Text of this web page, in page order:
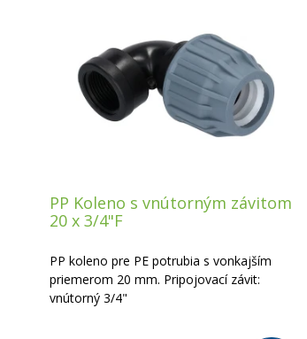
PP Koleno s vnútorným závitom
20 x 3/4"F
PP koleno pre PE potrubia s vonkajším
priemerom 20 mm. Pripojovací závit:
vnútorný 3/4"